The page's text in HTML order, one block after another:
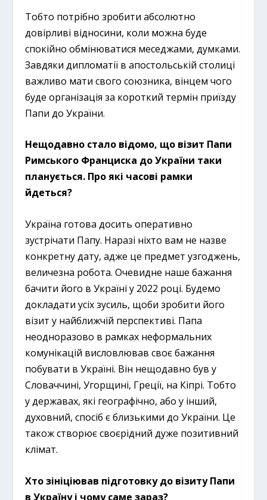
Тобто потрібно зробити абсолютно
довірливі відносини, коли можна буде
спокійно обмінюватися меседжами, думками.
Завдяки дипломатії в апостольській столиці
важливо мати свого союзника, вінцем чого
буде організація за короткий термін приїзду
Папи до України.
Нещодавно стало відомо, що візит Папи
Римського Франциска до України таки
планується. Про які часові рамки
йдеться?
Україна готова досить оперативно
зустрічати Папу. Наразі ніхто вам не назве
конкретну дату, адже це предмет узгоджень,
величезна робота. Очевидне наше бажання
бачити його в Україні у 2022 році. Будемо
докладати усіх зусиль, щоби зробити його
візит у найближчій перспективі. Папа
неодноразово в рамках неформальних
комунікацій висловлював своє бажання
побувати в Україні. Він нещодавно був у
Словаччині, Угорщині, Греції, на Кіпрі. Тобто
у державах, які географічно, або у інший,
духовний, спосіб є близькими до України. Це
також створює своєрідний дуже позитивний
клімат.
Хто зініціював підготовку до візиту Папи
в Україну і чому саме зараз?